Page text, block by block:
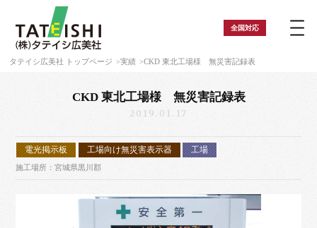
全国対応
タテイシ広美社 トップページ 実績 CKD 東北工場様 無災害記録表
CKD 東北工場様 無災害記録表
2019.01.17
電光掲示板 工場向け無災害表示器 工場
施工場所：宮城県黒川郡